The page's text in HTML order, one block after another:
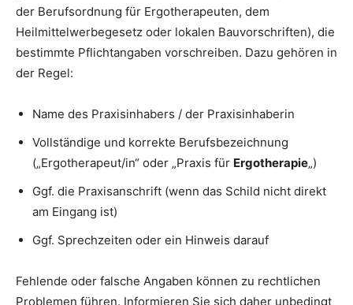
der Berufsordnung für Ergotherapeuten, dem
Heilmittelwerbegesetz oder lokalen Bauvorschriften), die
bestimmte Pflichtangaben vorschreiben. Dazu gehören in
der Regel:
Name des Praxisinhabers / der Praxisinhaberin
Vollständige und korrekte Berufsbezeichnung
(„Ergotherapeut/in“ oder „Praxis für Ergotherapie„)
Ggf. die Praxisanschrift (wenn das Schild nicht direkt
am Eingang ist)
Ggf. Sprechzeiten oder ein Hinweis darauf
Fehlende oder falsche Angaben können zu rechtlichen
Problemen führen. Informieren Sie sich daher unbedingt